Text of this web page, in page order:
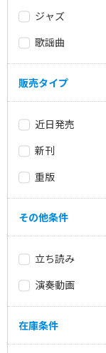
ジャズ
歌謡曲
販売タイプ
近日発売
新刊
重版
その他条件
立ち読み
演奏動画
在庫条件